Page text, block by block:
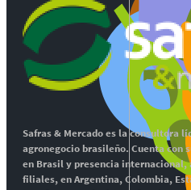
Safras & Mercado es la consultora
agronegocio brasileño. Cuenta con
en Brasil y presencia internacional,
filiales, en Argentina, Colombia,